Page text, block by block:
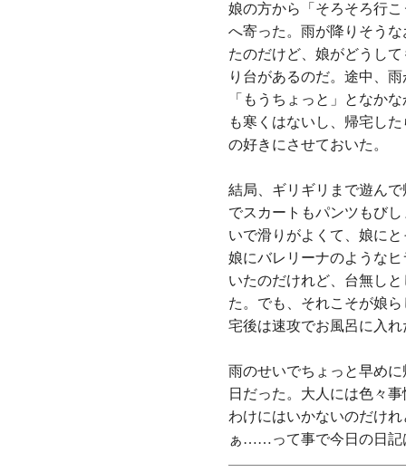
娘の方から「そろそろ行
へ寄った。雨が降りそう
たのだけど、娘がどうし
り台があるのだ。途中、
「もうちょっと」となか
も寒くはないし、帰宅し
の好きにさせておいた。
結局、ギリギリまで遊ん
でスカートもパンツもび
いで滑りがよくて、娘に
娘にバレリーナのような
いたのだけれど、台無し
た。でも、それこそが娘
宅後は速攻でお風呂に入れ
雨のせいでちょっと早め
日だった。大人には色々
わけにはいかないのだけ
ぁ……って事で今日の日記